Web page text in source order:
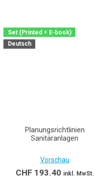
Set (Printed + E-book)
Deutsch
Planungsrichtlinien
Sanitäranlagen
Vorschau
CHF 193.40 inkl. MwSt.